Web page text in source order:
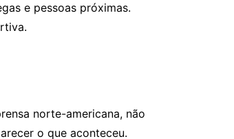
e pessoas próximas.
norte-americana, não
o que aconteceu.